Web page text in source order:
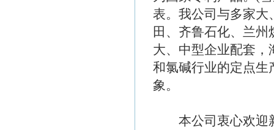
表。我公司与多家大
田、齐鲁石化、兰
大、中型企业配套，
和氯碱行业的定点生
象。
本公司衷心欢迎新